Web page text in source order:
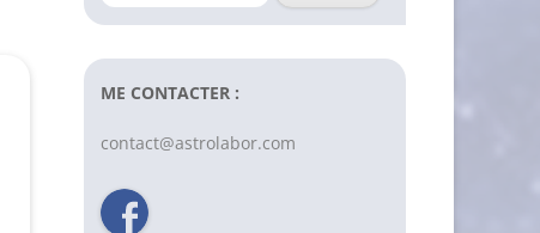
ME CONTACTER :
contact@astrolabor.com